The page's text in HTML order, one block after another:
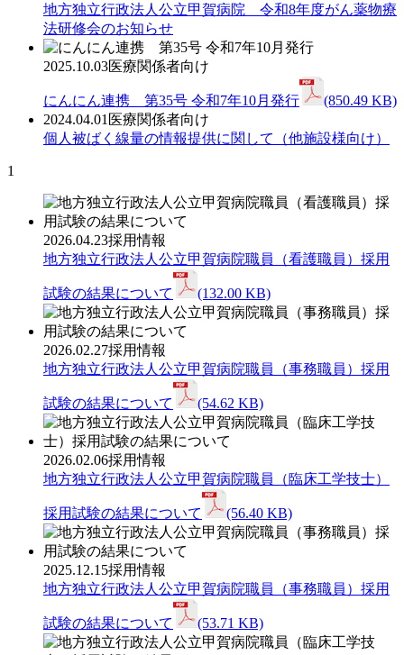
地方独立行政法人公立甲賀病院 令和8年度がん薬物療
法研修会のお知らせ
2025.10.03医療関係者向け
にんにん連携 第35号 令和7年10月発行
(850.49 KB)
2024.04.01 医療関係者向け
個人被ばく線量の情報提供に関して（他施設様向け）
1
2026.04.23採用情報
地方独立行政法人公立甲賀病院職員（看護職員）採用
試験の結果について (132.00 KB)
2026.02.27採用情報
地方独立行政法人公立甲賀病院職員（事務職員）採用
試験の結果について (54.62 KB)
2026.02.06採用情報
地方独立行政法人公立甲賀病院職員（臨床工学技士）
採用試験の結果について (56.40 KB)
2025.12.15採用情報
地方独立行政法人公立甲賀病院職員（事務職員）採用
試験の結果について (53.71 KB)